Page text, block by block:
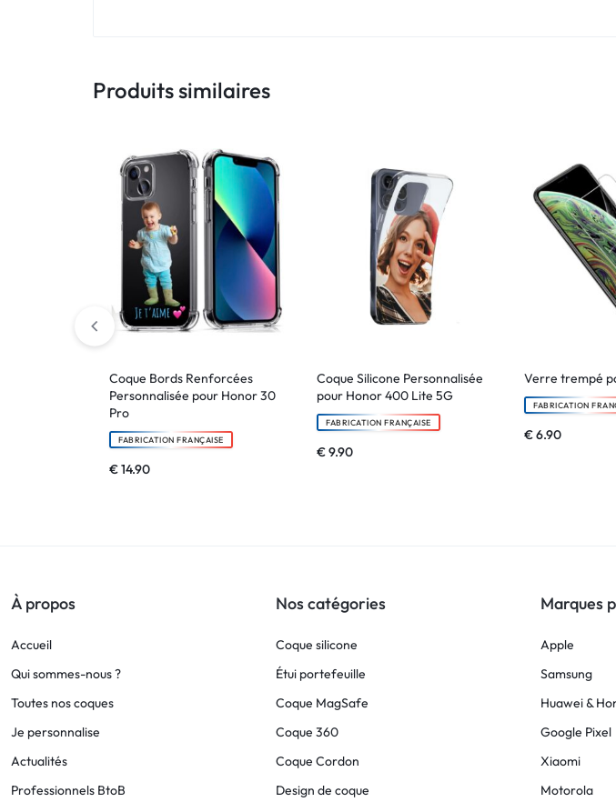
Produits similaires
Coque Bords Renforcées
Personnalisée pour Honor 30
Pro
FABRICATION FRANÇAISE
€14.90
Coque Silicone Personnalisée
pour Honor 400 Lite 5G
FABRICATION FRANÇAISE
€9.90
Verre trempé
FABRICATION
€6.90
À propos
Accueil
Qui sommes-nous ?
Toutes nos coques
Je personnalise
Actualités
Professionnels BtoB
Nos catégories
Coque silicone
Étui portefeuille
Coque MagSafe
Coque 360
Coque Cordon
Design de coque
Marques
Apple
Samsung
Huawei &
Google Pixel
Xiaomi
Motorola